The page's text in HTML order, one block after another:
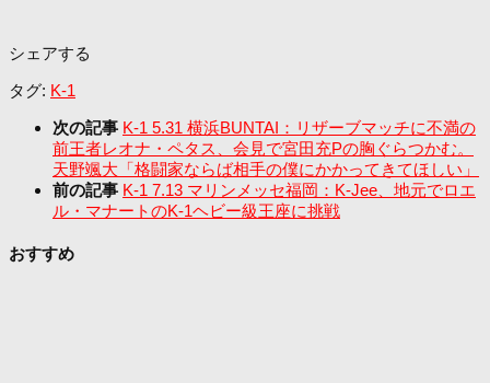
シェアする
タグ: K-1
次の記事 K-1 5.31 横浜BUNTAI：リザーブマッチに不満の
前王者レオナ・ペタス、会見で宮田充Pの胸ぐらつかむ。
天野颯大「格闘家ならば相手の僕にかかってきてほしい」
前の記事 K-1 7.13 マリンメッセ福岡：K-Jee、地元でロエ
ル・マナートのK-1ヘビー級王座に挑戦
おすすめ